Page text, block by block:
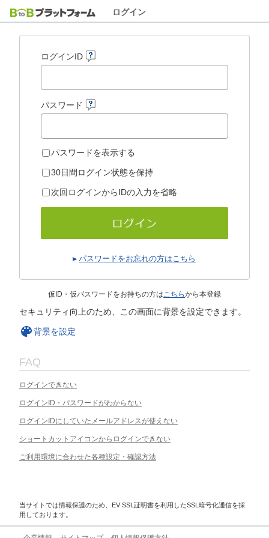
ログイン
ログインID
パスワード
パスワードを表示する
30日間ログイン状態を保持
次回ログインからIDの入力を省略
パスワードをお忘れの方はこちら
仮ID・仮パスワードをお持ちの方はこちらから本登録
セキュリティ向上のため、この画面に背景を設定できます。
背景を設定
FAQ
ログインできない
ログインID・パスワードがわからない
ログインIDにしていたメールアドレスが使えない
ショートカットアイコンからログインできない
ご利用環境に合わせた各種設定・確認方法
当サイトでは情報保護のため、EV SSL証明書を利用したSSL暗号化通信を採
用しております。